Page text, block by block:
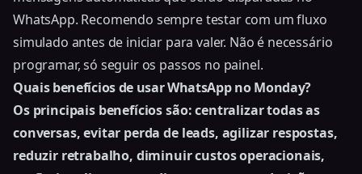
WhatsApp. Recomendo sempre testar com um fluxo
simulado antes de iniciar para valer. Não é necessário
programar, só seguir os passos no painel.
Quais benefícios de usar WhatsApp no Monday?
Os principais benefícios são: centralizar todas as
conversas, evitar perda de leads, agilizar respostas,
reduzir retrabalho, diminuir custos operacionais,